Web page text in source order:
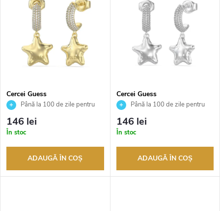
a
r
e
a
ă
p
r
Cercei Guess
JUBE05548JWYGT
Până la 100 de zile pentru
returnarea bunurilor. Vânzător
autorizat
146 lei
În stoc
ADAUGĂ ÎN COŞ
Cercei Guess
JUBE05548JWRHT
Până la 100 de zile pentru
returnarea bunurilor. Vânzător
autorizat
146 lei
În stoc
ADAUGĂ ÎN COŞ